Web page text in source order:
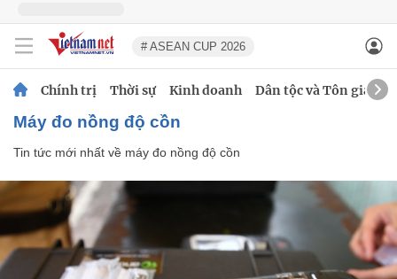
# ASEAN CUP 2026
Chính trị Thời sự Kinh doanh Dân tộc và Tôn giáo
máy đo nồng độ cồn
Tin tức mới nhất về máy đo nồng độ cồn